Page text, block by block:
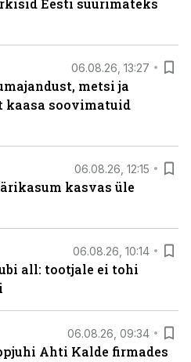
Eesti suurimateks
06.08.26, 13:27
metsi ja
kaasa soovimatuid
06.08.26, 12:15
kasvas üle
06.08.26, 10:14
all: tootjale ei tohi
06.08.26, 09:34
Ahti Kalde firmades